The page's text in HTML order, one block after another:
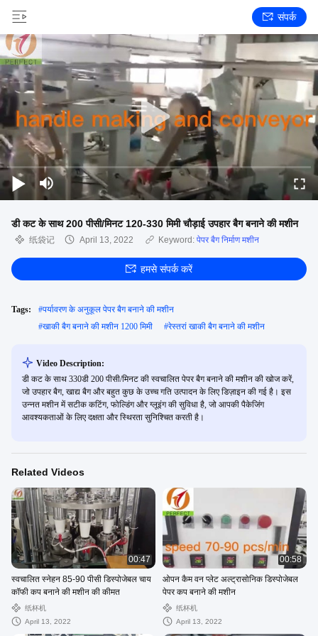
संपर्क
डी कट के साथ 200 पीसी/मिनट 120-330 मिमी चौड़ाई उपहार बैग बनाने की मशीन
纸袋记 April 13, 2022 Keyword: पेपर बैग निर्माण मशीन
हमसे संपर्क करें
Tags: #पर्यावरण के अनुकूल पेपर बैग बनाने की मशीन
#खाकी बैग बनाने की मशीन 1200 मिमी #रेस्तरां खाकी बैग बनाने की मशीन
Video Description:
डी कट के साथ 330डी 200 पीसी/मिनट की स्वचालित पेपर बैग बनाने की मशीन की खोज करें,
जो उपहार बैग, खाद्य बैग और बहुत कुछ के उच्च गति उत्पादन के लिए डिज़ाइन की गई है। इस
उन्नत मशीन में सटीक कटिंग, फोल्डिंग और ग्लूइंग की सुविधा है, जो आपकी पैकेजिंग
आवश्यकताओं के लिए दक्षता और स्थिरता सुनिश्चित करती है।
Related Videos
00:47
स्वचालित स्नेहन 85-90 पीसी डिस्पोजेबल चाय
कॉफी कप बनाने की मशीन की कीमत
纸杯机
April 13, 2022
00:58
ओपन कैम वन प्लेट अल्ट्रासोनिक डिस्पोजेबल
पेपर कप बनाने की मशीन
纸杯机
April 13, 2022